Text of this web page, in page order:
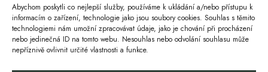
Abychom poskytli co nejlepší služby, používáme k ukládání a/nebo přístupu k
informacím o zařízení, technologie jako jsou soubory cookies. Souhlas s těmito
technologiemi nám umožní zpracovávat údaje, jako je chování při procházení
nebo jedinečná ID na tomto webu. Nesouhlas nebo odvolání souhlasu může
nepříznivě ovlivnit určité vlastnosti a funkce.